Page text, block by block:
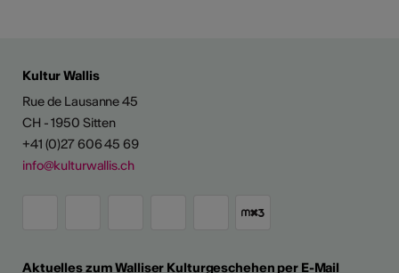
Kultur Wallis
Rue de Lausanne 45
CH - 1950 Sitten
+41 (0)27 606 45 69
info@kulturwallis.ch
Aktuelles zum Walliser Kulturgeschehen per E-Mail